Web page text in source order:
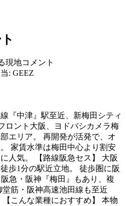
現地コメント
: GEEZ
『中津』駅至近、新梅田シティ
ロント大阪、ヨドバシカメラ梅
エリア。 再開発が活発で、オ
家賃水準は梅田中心より割安
人気。 【路線阪急セス】 大阪
歩1分の駅近立地。 徒歩圏に阪
急・阪神『梅田』もあり、複
筋・阪神高速池田線も至近
こんな業種におすすめ】 本物